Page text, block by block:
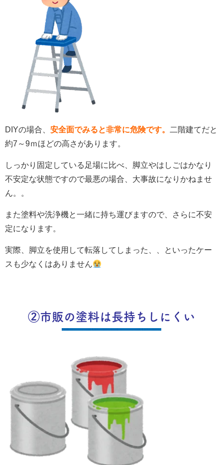
DIYの場合、 安全面でみると非常に危険です。
二階建てだと
約7～9ｍほどの高さがあります。
しっかり固定している足場に比べ、脚立やはしごはかなり
不安定な状態ですので最悪の場合、大事故になりかねませ
ん。。
また塗料や洗浄機と一緒に持ち運びますので、さらに不安
定になります。
実際、脚立を使用して転落してしまった、、といったケー
スも少なくはありません
②市販の塗料は長持ちしにくい